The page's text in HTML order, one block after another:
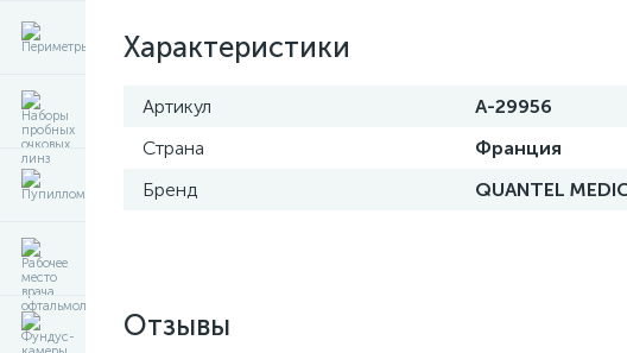
Характеристики
Артикул
A-29956
Страна
Франция
Бренд
QUANTEL
Отзывы